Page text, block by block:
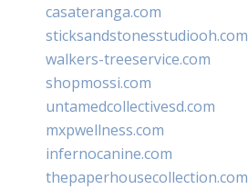
casateranga.com
sticksandstonesstudiooh.com
walkers-treeservice.com
shopmossi.com
untamedcollectivesd.com
mxpwellness.com
infernocanine.com
thepaperhousecollection.com